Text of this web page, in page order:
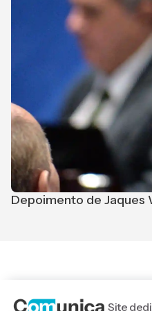
Depoimento de Jaques
Site